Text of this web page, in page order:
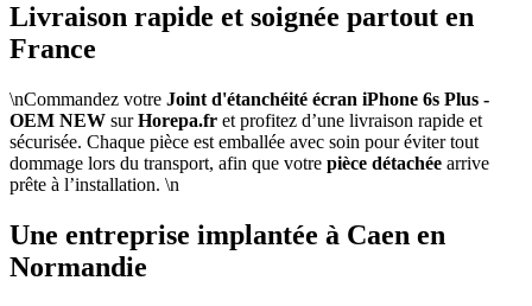
Livraison rapide et soignée partout en
France
\nCommandez votre Joint d'étanchéité écran iPhone 6s Plus -
OEM NEW surHorepa.fr et profitez d’une livraison rapide et
sécurisée. Chaque pièce est emballée avec soin pour éviter tout
dommage lors du transport, afin que votre pièce détachée arrive
prête à l’installation. \n
Une entreprise implantée à Caen en
Normandie